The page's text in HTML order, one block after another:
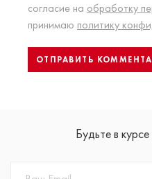
согласие на обработку
принимаю политику
Будьте в